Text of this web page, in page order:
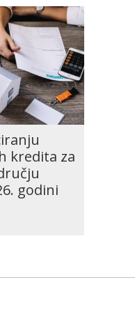
kredita za
godini